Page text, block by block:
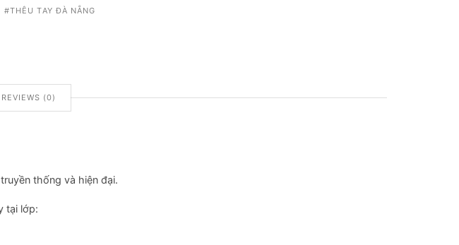
THÊU TAY ĐÀ NẴNG
REVIEWS (0)
thống và hiện đại.
tại lớp: